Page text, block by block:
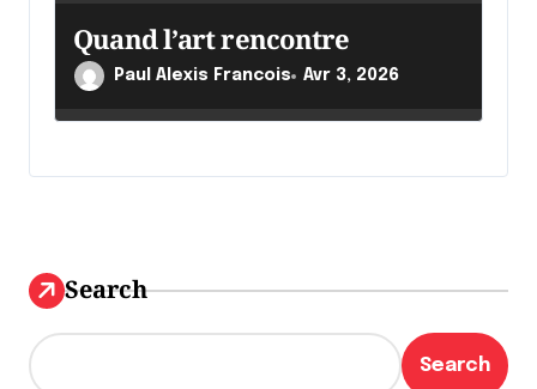
Quand l’art rencontre
Paul Alexis Francois Avr 3, 2026
Search
Search